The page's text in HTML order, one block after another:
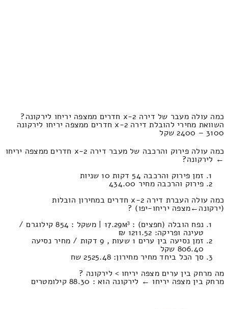
כמה עולה מעבר של דירה 2-x חדרים ממצפה יריחו לירקונה?
השוואת מחירי להובלת דירה 2-x חדרים ממצפה יריחו לירקונה
3100 – 2400 שקל
כמה עולה פירוק והרכבה של מעבר דירה 2-x חדרים ממצפה יריחו
← לירקונה?
זמן פירוק והרכבה 54 דקות 10 שניות
פירוק והרכבה מחיר 434.00
כמה עולה העברת דירה 2-x חדרים במחירון הובלות
(ירקונה‎←‏מצפה יריחו-יפו) ?
נפח הובלה (חפצים) : 17.29м³ | משקל : 854 קילוגרם /
טעינה ופריקה: 1211.52 ₪
זמן נסיעה בין ערים 1 שעות , 9 דקות / מחיר נסיעה
806.40 שקל
סך הכל ביחד מחיר מחירון: 2525.48 שח
מה מרחק בין ערים מצפה יריחו > לירקונה ?
מרחק בין מצפה יריחו ← לירקונה הוא : 88.30 קילומטרים